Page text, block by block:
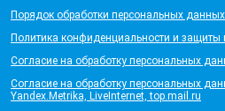
Порядок обработки персональных данных
Политика конфиденциальности и
Согласие на обработку персональных
Согласие на обработку персональных
Yandex.Metrika, LiveInternet, top.mail.ru